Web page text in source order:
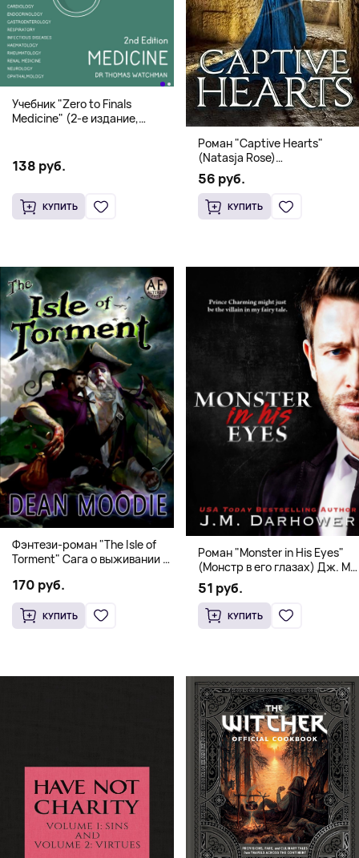
Учебник "Zero to Finals
Medicine" (2-е издание,
138 руб.
КУПИТЬ
Роман "Captive Hearts"
(Natasja Rose)
Романтическое фэнтези
56 руб.
КУПИТЬ
Фэнтези-роман "The Isle of
Torment" Сага о выживании и
170 руб.
КУПИТЬ
Роман "Monster in His Eyes"
(Монстр в его глазах) Дж. М.
Дарховер | Mafia Romance
18+
51 руб.
КУПИТЬ